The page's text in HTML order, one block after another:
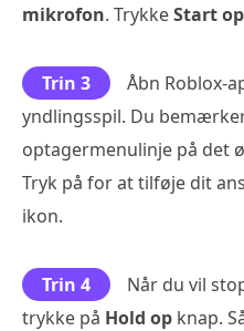
mikrofon. TrykkeStart
Trin 3
Åbn Roblox-
yndlingsspil. Du
optagermenulinje på det
Tryk på for at tilføje dit
ikon.
Trin 4
Når du vil
trykke på Hold op knap.